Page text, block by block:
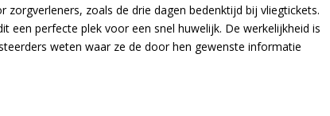
zoals de drie dagen bedenktijd bij vliegtickets.
een perfecte plek voor een snel huwelijk. De werkelijkheid is
weten waar ze de door hen gewenste informatie